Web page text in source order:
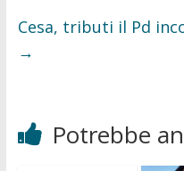
Cesa, tributi il Pd
→
Potrebbe